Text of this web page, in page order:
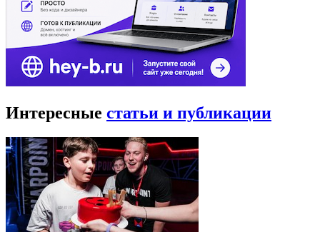
Интересные статьи и публикации